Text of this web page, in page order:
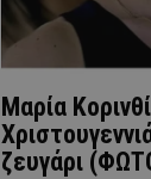
Μαρία
ζευγάρι